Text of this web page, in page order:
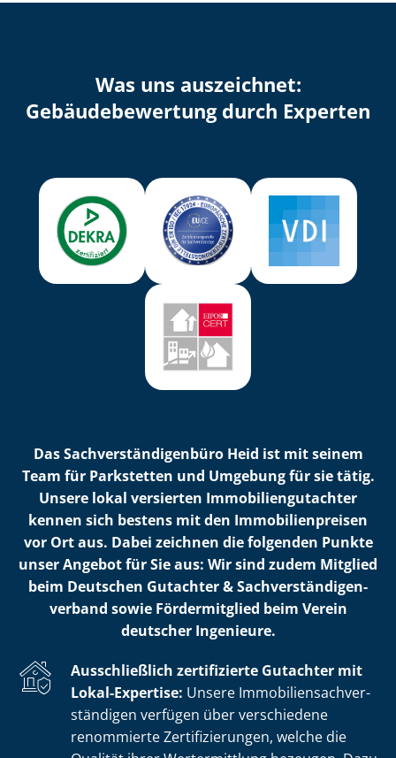
Was uns auszeichnet:
Ge­bäu­de­be­wer­tung durch Experten
Das Sach­ver­stän­di­gen­bü­ro Heid ist mit seinem
Team für Parkstetten und Umgebung für sie tätig.
Unsere lokal versierten Im­mo­bi­li­en­gut­ach­ter
kennen sich bestens mit den Im­mo­bi­li­en­prei­sen
vor Ort aus. Dabei zeichnen die folgenden Punkte
unser Angebot für Sie aus: Wir sind zudem Mitglied
beim Deutschen Gutachter & Sach­ver­stän­di­gen­
ver­band sowie Fördermitglied beim Verein
deutscher Ingenieure.
Ausschließlich zertifizierte Gutachter mit
Lokal-Expertise: Unsere Im­mo­bi­li­en­sach­ver­
stän­di­gen verfügen über verschiedene
renommierte Zer­ti­fi­zie­run­gen, welche die